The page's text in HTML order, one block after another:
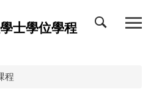
士學位學程
程